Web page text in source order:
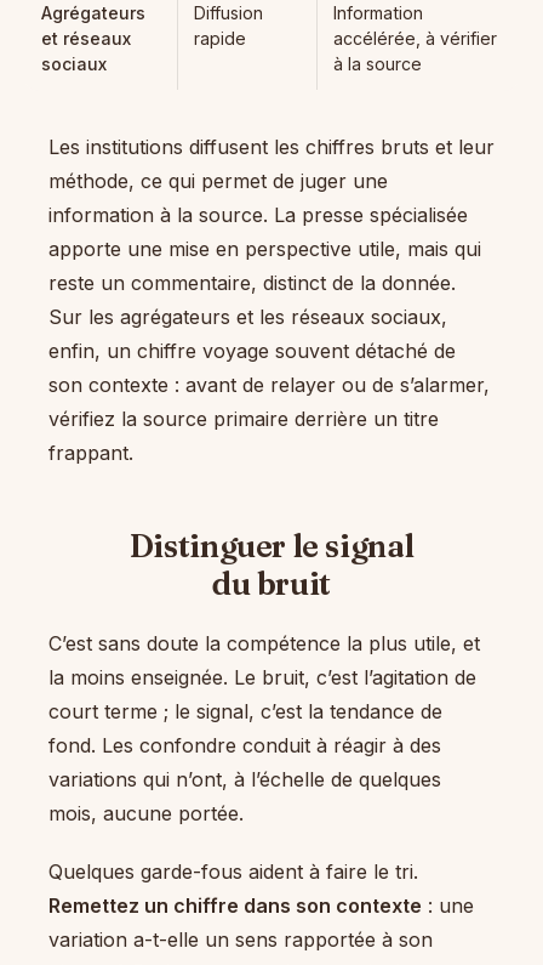
Agrégateurs
et réseaux
sociaux
Diffusion
rapide
Information
accélérée, à vérifier
à la source
Les institutions diffusent les chiffres bruts et leur
méthode, ce qui permet de juger une
information à la source. La presse spécialisée
apporte une mise en perspective utile, mais qui
reste un commentaire, distinct de la donnée.
Sur les agrégateurs et les réseaux sociaux,
enfin, un chiffre voyage souvent détaché de
son contexte : avant de relayer ou de s’alarmer,
vérifiez la source primaire derrière un titre
frappant.
Distinguer le signal
du bruit
C’est sans doute la compétence la plus utile, et
la moins enseignée. Le bruit, c’est l’agitation de
court terme ; le signal, c’est la tendance de
fond. Les confondre conduit à réagir à des
variations qui n’ont, à l’échelle de quelques
mois, aucune portée.
Quelques garde-fous aident à faire le tri.
Remettez un chiffre dans son contexte : une
variation a-t-elle un sens rapportée à son